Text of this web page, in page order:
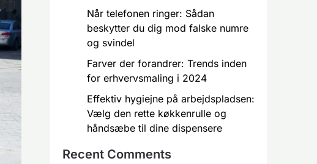
Når telefonen ringer: Sådan
beskytter du dig mod falske numre
og svindel
Farver der forandrer: Trends inden
for erhvervsmaling i 2024
Effektiv hygiejne på arbejdspladsen:
Vælg den rette køkkenrulle og
håndsæbe til dine dispensere
Recent Comments